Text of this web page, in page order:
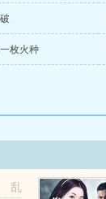
枚火种
乱